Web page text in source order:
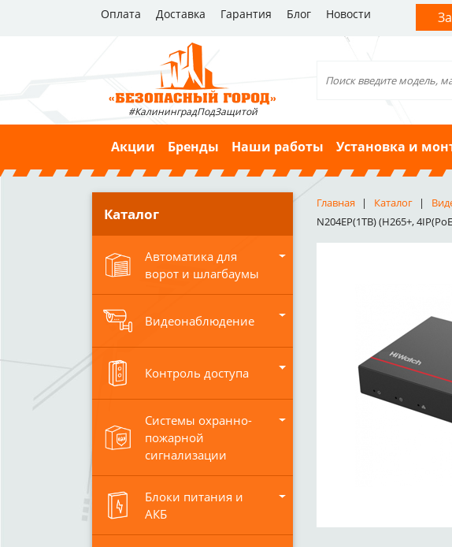
Оплата Доставка Гарантия Блог Новости
#КалининградПодЗащитой
Акции Бренды Наши работы Установка и
Каталог
Автоматика для
ворот и шлагбаумы
Видеонаблюдение
Контроль доступа
Системы охранно-
пожарной
сигнализации
Блоки питания и
АКБ
Главная Каталог
N204EP(1TB) (H265+,